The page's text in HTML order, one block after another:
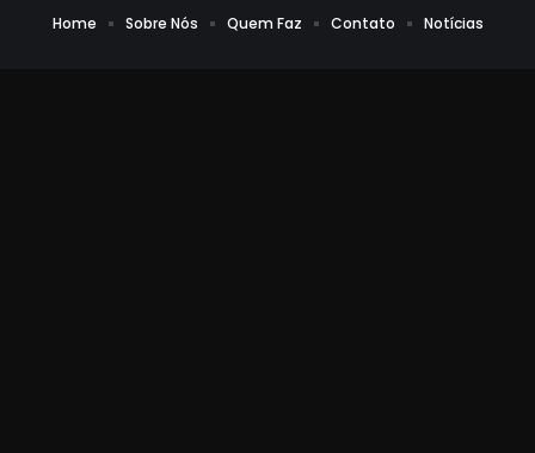
Home Sobre Nós Quem Faz Contato Notícias